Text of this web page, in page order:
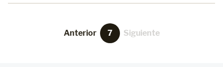
Anterior 7 Siguiente